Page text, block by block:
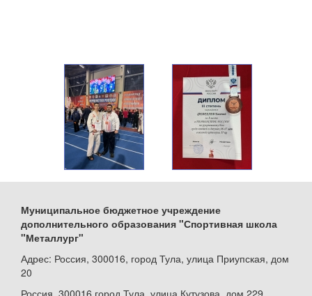
Муниципальное бюджетное учреждение
дополнительного образования "Спортивная школа
"Металлург"
Адрес: Россия, 300016, город Тула, улица Приупская, дом
20
Россия, 300016 город Тула, улица Кутузова, дом 229